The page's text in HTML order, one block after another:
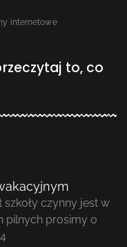
internetowe
to, co
czynny jest w
pilnych prosimy o